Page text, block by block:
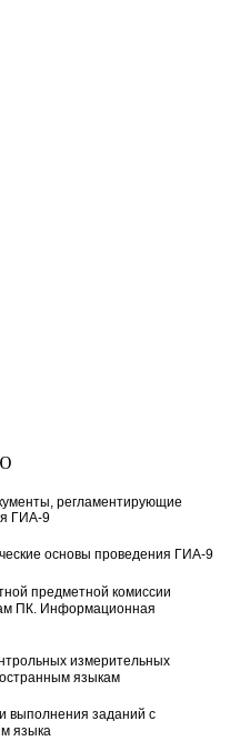
регламентирующие
ГИА-9
основы проведения ГИА-9
предметной комиссии
ПК. Информационная
измерительных
языкам
выполнения заданий с
языка